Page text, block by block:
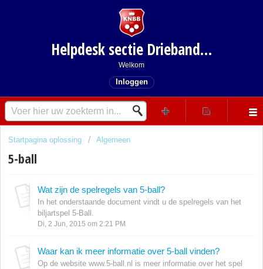
Helpdesk sectie Driebanden
Welkom
Inloggen
Startpagina oplossing Algemeen
5-ball
Wat zijn de spelregels van 5-ball?
In het onderstaande document vindt u de spelregels van het
biljartspel 5-Ball.
Di, 2 Jun, 2015 om 2:21 PM
Waar kan ik meer informatie over 5-ball vinden?
Op de website www.5-ball.nl is meer informatie over het spel